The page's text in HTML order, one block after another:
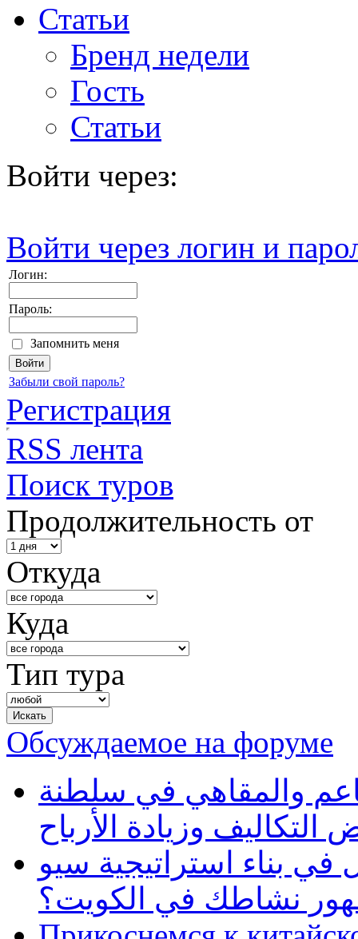
Статьи
Бренд недели
Гость
Статьи
Войти через:
Войти через логин и
Логин:
Пароль:
Запомнить меня
Забыли свой пароль?
Регистрация
RSS лента
Поиск туров
Продолжительность от
Откуда
Куда
Тип тура
Обсуждаемое на форуме
والمقاهي في سلطنة
وزيادة الأرباح
بناء استراتيجية سيو
نشاطك في الكويت؟